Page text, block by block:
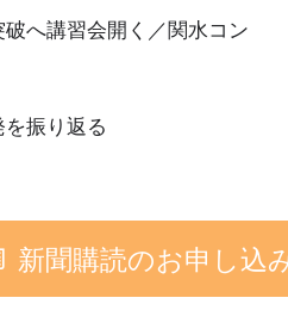
へ講習会開く／関水コン
振り返る
新聞購読のお申し込